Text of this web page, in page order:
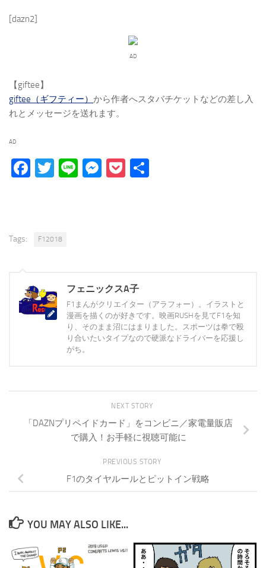
[dazn2]
AD
【giftee】
giftee（ギフティー） から作者へスタバチケットなどの差し入
れとメッセージを送れます。
AD
Facebook
Twitter
LineMessenger
Pocket
Tags: F12018
フェニックスA子
F1まんがクリエイター（アラフォー）。イラストと
漫画を描くのが好きです。映画RUSHを見てF1を知
り、そのまま沼にはまりました。スポーツは拳で殴
り合いたいタイプなので硬派なドライバーを応援し
がち。
NEXT STORY
「DAZNプリペイドカード」をコンビニ／家電量販店
で購入！お手軽に視聴可能に
PREVIOUS STORY
F1のタイヤルールとピットイン戦略
YOU MAY ALSO LIKE...